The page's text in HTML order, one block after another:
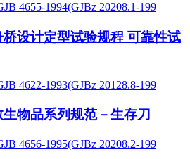
4655-1994(GJBz 20208.1-199
桥设计定型试验规程 可靠性试
4622-1993(GJBz 20128.8-199
物品系列规范－生存刀
4656-1995(GJBz 20208.2-199